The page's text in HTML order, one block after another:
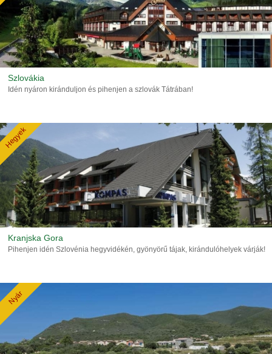
Szlovákia
Idén nyáron kiránduljon és pihenjen a szlovák Tátrában!
Hegyek
Kranjska Gora
Pihenjen idén Szlovénia hegyvidékén, gyönyörű tájak, kirándulóhelyek várják!
Nyár